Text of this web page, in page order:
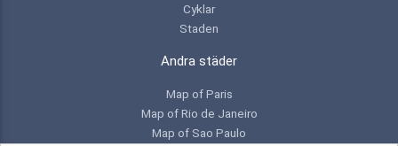
Cyklar
Staden
Andra städer
Map of Paris
Map of Rio de Janeiro
Map of Sao Paulo